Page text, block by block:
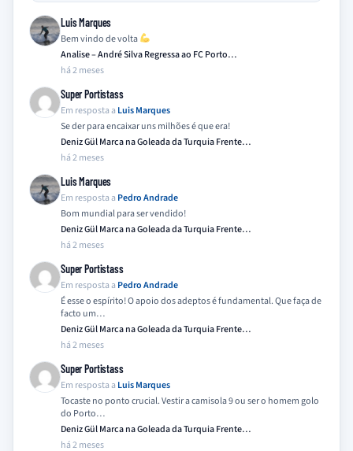
Luis Marques
Bem vindo de volta
Analise – André Silva Regressa ao FC Porto…
há 2 meses
Super Portistass
Em resposta a Luis Marques
Se der para encaixar uns milhões é que era!
Deniz Gül Marca na Goleada da Turquia Frente…
há 2 meses
Luis Marques
Em resposta a Pedro Andrade
Bom mundial para ser vendido!
Deniz Gül Marca na Goleada da Turquia Frente…
há 2 meses
Super Portistass
Em resposta a Pedro Andrade
É esse o espírito! O apoio dos adeptos é fundamental. Que faça de
facto um…
Deniz Gül Marca na Goleada da Turquia Frente…
há 2 meses
Super Portistass
Em resposta a Luis Marques
Tocaste no ponto crucial. Vestir a camisola 9 ou ser o homem golo
do Porto…
Deniz Gül Marca na Goleada da Turquia Frente…
há 2 meses